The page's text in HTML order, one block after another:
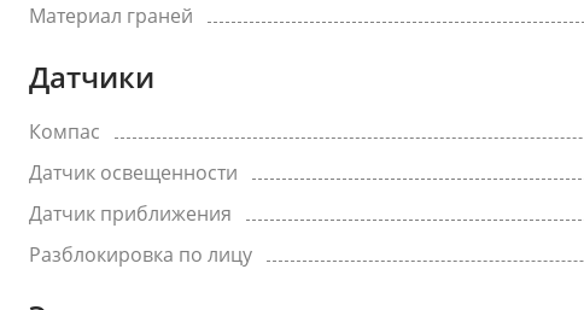
Материал граней
Датчики
Компас
Датчик освещенности
Датчик приближения
Разблокировка по лицу